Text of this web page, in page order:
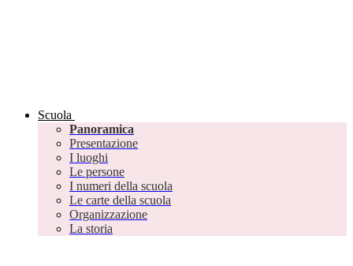
Scuola
Panoramica
Presentazione
I luoghi
Le persone
I numeri della scuola
Le carte della scuola
Organizzazione
La storia